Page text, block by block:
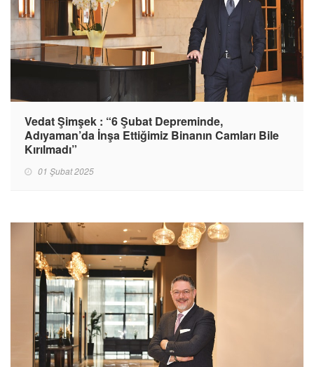
Vedat Şimşek : “6 Şubat Depreminde,
Adıyaman’da İnşa Ettiğimiz Binanın Camları Bile
Kırılmadı”
01 Şubat 2025